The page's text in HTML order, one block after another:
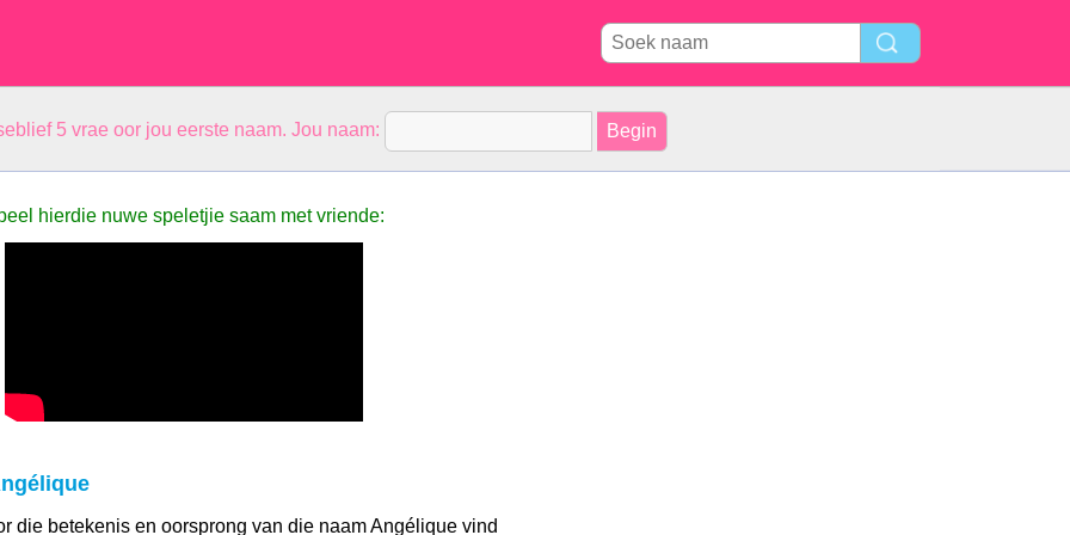
5 vrae oor jou eerste naam. Jou naam:
hierdie nuwe speletjie saam met vriende:
die betekenis en oorsprong van die naam Angélique vind